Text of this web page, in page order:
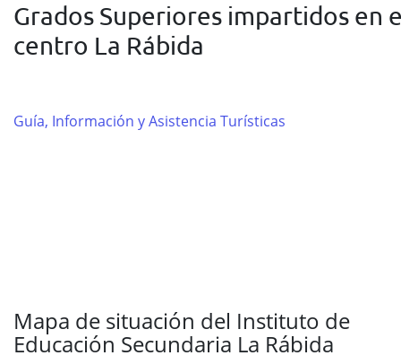
Grados Superiores impartidos en
centro La Rábida
Guía, Información y Asistencia Turísticas
Mapa de situación del Instituto de
Educación Secundaria La Rábida